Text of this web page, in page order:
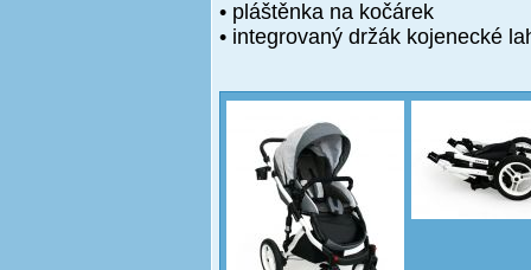
• pláštěnka na kočárek
• integrovaný držák kojenecké